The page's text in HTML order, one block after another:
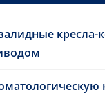
кресла-